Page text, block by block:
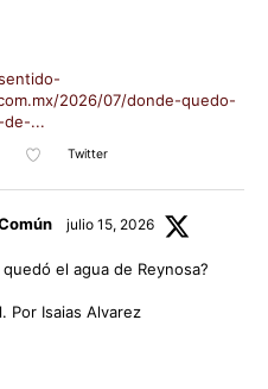
2026/07/donde-quedo-
de-...
Twitter
julio 15, 2026
quedó el agua de Reynosa?
Por Isaias Alvarez